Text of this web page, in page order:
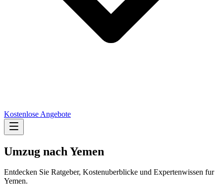
Kostenlose Angebote
Umzug nach Yemen
Entdecken Sie Ratgeber, Kostenuberblicke und Expertenwissen fur
Yemen.